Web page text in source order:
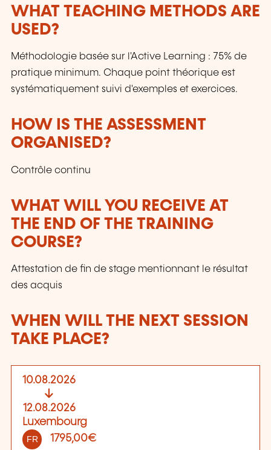
WHAT TEACHING METHODS ARE
USED?
Méthodologie basée sur l'Active Learning : 75% de
pratique minimum. Chaque point théorique est
systématiquement suivi d'exemples et exercices.
HOW IS THE ASSESSMENT
ORGANISED?
Contrôle continu
WHAT WILL YOU RECEIVE AT
THE END OF THE TRAINING
COURSE?
Attestation de fin de stage mentionnant le résultat
des acquis
WHEN WILL THE NEXT SESSION
TAKE PLACE?
10.08.2026
12.08.2026
Luxembourg
FR 1795,00€